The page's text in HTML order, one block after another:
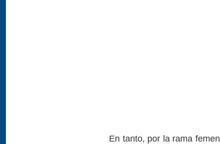
En tanto, por la rama